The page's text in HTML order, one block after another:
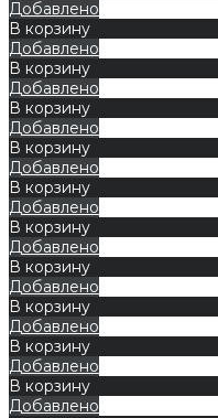
Добавлено
В корзину
Добавлено
В корзину
Добавлено
В корзину
Добавлено
В корзину
Добавлено
В корзину
Добавлено
В корзину
Добавлено
В корзину
Добавлено
В корзину
Добавлено
В корзину
Добавлено
В корзину
Добавлено